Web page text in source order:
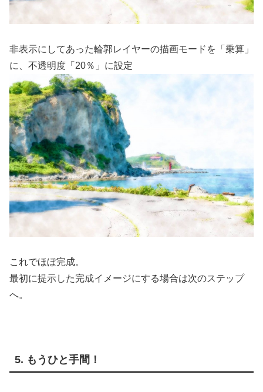
非表示にしてあった輪郭レイヤーの描画モードを「乗算」
に、不透明度「20％」に設定
これでほぼ完成。
最初に提示した完成イメージにする場合は次のステップ
へ。
5. もうひと手間！